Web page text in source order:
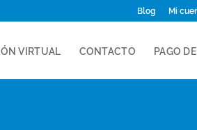
Blog Mi
VIRTUAL CONTACTO PAGO